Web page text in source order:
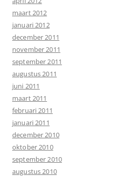
maart 2012
januari 2012
december 2011
november 2011
september 2011
augustus 2011
juni 2011
maart 2011
februari 2011
januari 2011
december 2010
oktober 2010
september 2010
augustus 2010